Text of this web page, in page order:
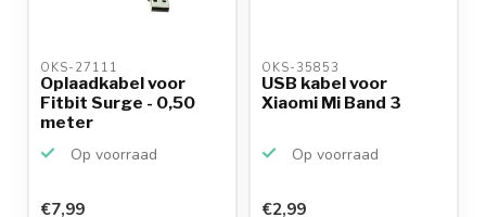
OKS-27111
Oplaadkabel voor
Fitbit Surge - 0,50
meter
Op voorraad
€7,99
OKS-35853
USB kabel voor
Xiaomi Mi Band 3
Op voorraad
€2,99